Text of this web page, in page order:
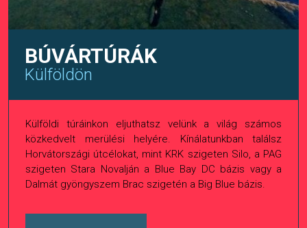
BÚVÁRTÚRÁK
Külföldön
Külföldi túráinkon eljuthatsz velünk a világ számos
közkedvelt merülési helyére. Kínálatunkban találsz
Horvátországi útcélokat, mint KRK szigeten Silo, a PAG
szigeten Stara Novalján a Blue Bay DC bázis vagy a
Dalmát gyöngyszem Brac szigetén a Big Blue bázis.